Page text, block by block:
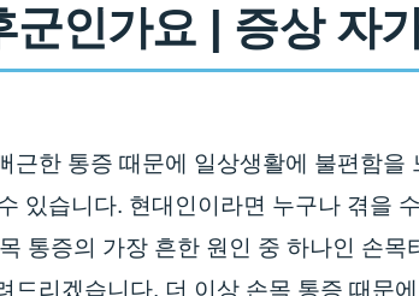
인가요 | 증상 자
한 통증 때문에 일상생활에 불편함을
있습니다. 현대인이라면 누구나 겪을
통증의 가장 흔한 원인 중 하나인 손
드리겠습니다. 더 이상 손목 통증 때문